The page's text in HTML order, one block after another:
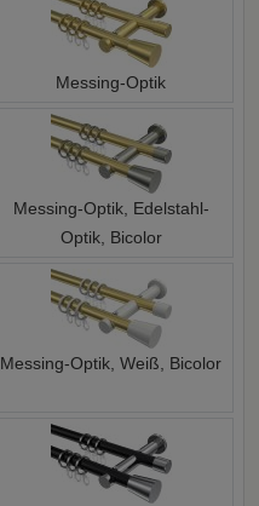
Messing-Optik
Messing-Optik, Edelstahl-
Optik, Bicolor
Messing-Optik, Weiß, Bicolor